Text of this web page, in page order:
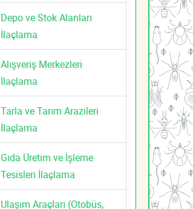
Depo ve Stok Alanları
İlaçlama
Alışveriş Merkezleri
İlaçlama
Tarla ve Tarım Arazileri
İlaçlama
Gıda Üretim ve İşleme
Tesisleri İlaçlama
Ulaşım Araçları (Otobüs,